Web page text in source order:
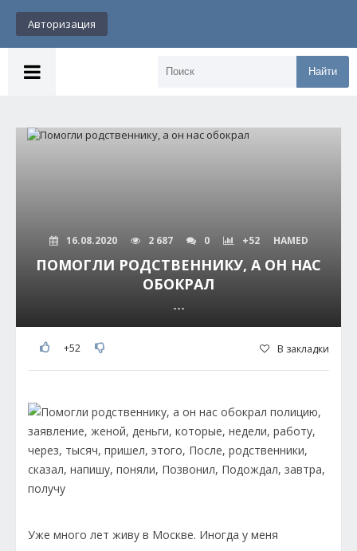
Авторизация
Найти
16.08.2020 2 687 0 +52 HAMED
ПОМОГЛИ РОДСТВЕННИКУ, А ОН НАС
ОБОКРАЛ
---
+52 В закладки
Уже много лет живу в Москве. Иногда у меня